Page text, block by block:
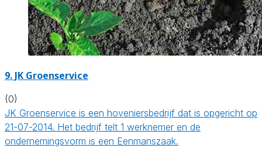
9. JK Groenservice
(0)
JK Groenservice is een hoveniersbedrijf dat is opgericht op
21-07-2014. Het bedrijf telt 1 werknemer en de
ondernemingsvorm is een Eenmanszaak.